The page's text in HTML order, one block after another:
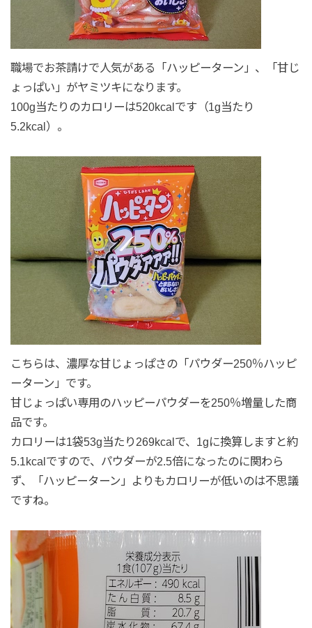
職場でお茶請けで人気がある「ハッピーターン」、「甘じ
ょっぱい」がヤミツキになります。
100g当たりのカロリーは520kcalです（1g当たり
5.2kcal）。
こちらは、濃厚な甘じょっぱさの「パウダー250％ハッピ
ーターン」です。
甘じょっぱい専用のハッピーパウダーを250％増量した商
品です。
カロリーは1袋53g当たり269kcalで、1gに換算しますと約
5.1kcalですので、パウダーが2.5倍になったのに関わら
ず、「ハッピーターン」よりもカロリーが低いのは不思議
ですね。